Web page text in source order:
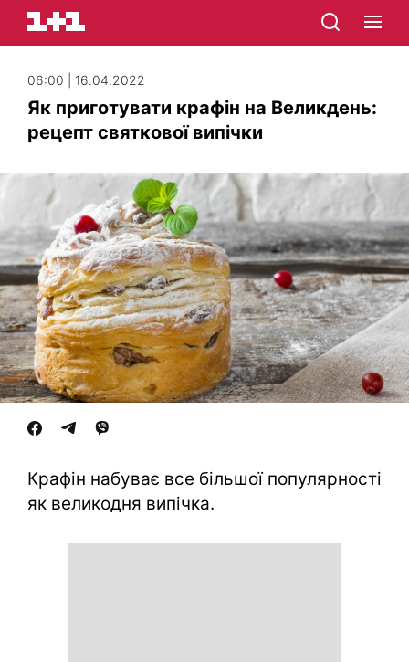
06:00 | 16.04.2022
Як приготувати крафін на Великдень:
рецепт святкової випічки
Крафін набуває все більшої популярності
як великодня випічка.